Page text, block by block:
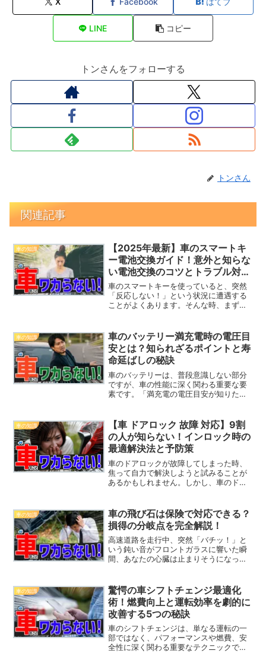
LINE コピー
トンさんをフォローする
トンさん
関連記事
車の知識
【2025年最新】車のスマートキ
ー電池交換ガイド！意外と知らな
い電池交換のコツとトラブル対処
法
車のスマートキーを使っていると、突然
「反応しない！」という状況に遭遇する
ことがよくあります。そんな時、まず考
のの、適切に行わないとトラブルに繋が
ることも。この記事では、...
車の知識
車のバッテリー満充電時の電圧目
安とは？知られざるポイントと寿
命延ばしの秘訣
車のバッテリーは、普段意識しない部分
ですが、車の性能に深く関わる重要な要
素です。「満充電の電圧目安が知りた
ために欠かせません。バッテリーの劣化
を早期に察知することで、突...
車の知識
【車 ドアロック 故障 対応】9割
の人が知らない！インロック時の
最適解決法と予防策
車のドアロックが故障してしまった時、
焦って自力で解決しようと試みることが
あるかもしれません。しかし、車のドア
ック（車内に鍵を置き忘れてロック）」
などのトラブルに直面する...
車の知識
車の飛び石は保険で対応できる？
損得の分岐点を完全解説！
高速道路を走行中、突然「バチッ！」と
いう鈍い音がフロントガラスに響いた瞬
間、あなたの心臓は止まりそうになった
いる。「まさか、これって修理にいくら
かかるの？」「保険は使え...
車の知識
驚愕の車シフトチェンジ最適化
術！燃費向上と運転効率を劇的に
改善する5つの秘訣
車のシフトチェンジは、単なる運転の一
部ではなく、パフォーマンスや燃費、安
全性に深く関わる重要なテクニックで